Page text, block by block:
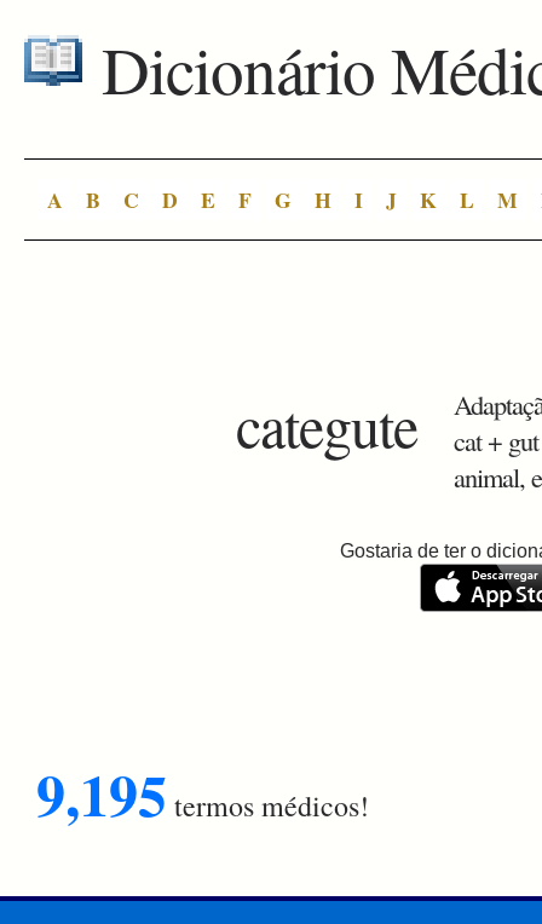
Dicionário
A B C D E F G H I J K L M
categute
cat +
animal,
Gostaria de ter o
9,195 termos médicos!